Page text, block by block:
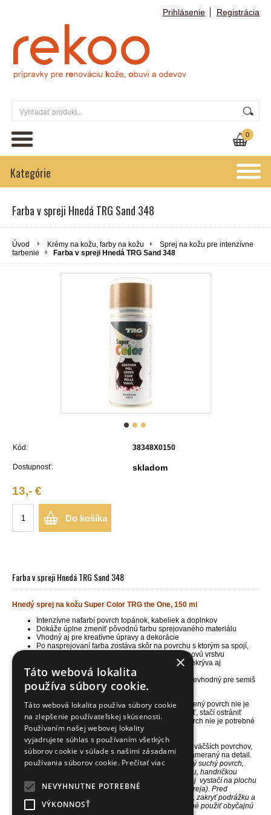
Prihlásenie Registrácia
0
Kategórie
Farba v spreji Hnedá TRG Sand 348
Úvod Krémy na kožu, farby na kožu
Sprej na kožu pre intenzívne
farbenie
Farba v spreji Hnedá TRG Sand 348
Kód: 38348X0150
Dostupnosť: skladom
13,- €
Do košíka
Farba v spreji Hnedá TRG Sand 348
Hnedý sprej na kožu Super Color TRG the One, 150 ml
Intenzívne nafarbí povrch topánok, kabeliek a doplnkov
Dokáže úplne zmeniť pôvodnú farbu sprejovaného materiálu
Vhodný aj pre kreatívne úpravy a dekorácie
Po nasprejovaní farba zostáva skôr na povrchu s ktorým sa spojí,
nevyživí ho, ale výrazne prefarbí, sprej vytvorí novú vrstvu
Pri aplikácii viac než jednej vrstvy tento sprej prekrýva aj
poškodenie a nedostatky povrchu
Určený pre farbenie prírodnej kože a koženky, nevhodný pre semiš
/nubuk (brúsenú kožu)
Sprej intenzívne farebne kryje a ľahko sa používa. Farbený povrch nie je
nutné na samotné farbenie nijako špeciálne pripravovať, stačí ostrániť
nečistoty, prach a nemal by byť mastný. Prefarbený povrch nie je potrebné
dodatočne leštiť alebo fixovať iným prípravkom.
NÁŠ TIP
- Je ideálny pre rovnomerné prefarbenie skôr väčších povrchov,
ktoré nepotrebujú vyživiť, a nevyžadujú citlivý prístup zameraný na detail.
Použitie -> Sprej sa jednoducho aplikuje priamo na čistý suchý povrch,
Povrch môžete najskôr očistiť kefkou, handričkou
alebouniverzálnym čističom CLEANER . Jeden sprej vystačí na plochu
1 páru stredne veľkých topánok (pri aplikácii 1 vrstvy spreja). Pred
samotným sprejovaním obuvi je potrebné vybrať šnúrky, zakryť podrážku a
ochrániť časti, ktoré nechcete prefarbiť. K tomu je vhodné použiť obyčajnú
×
Táto webová lokalita
používa súbory cookie.
Táto webová lokalita používa súbory cookie
na zlepšenie používateľskej skúsenosti.
Používaním našej webovej lokality
vyjadrujete súhlas s používaním všetkých
súborov cookie v súlade s našimi zásadami
používania súborov cookie. Prečítať viac
NEVYHNUTNE POTREBNÉ
VÝKONNOSŤ